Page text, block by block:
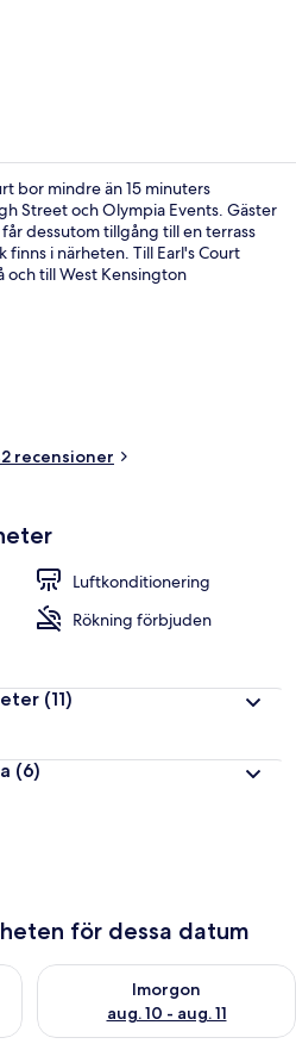
bor mindre än 15 minuters
Street och Olympia Events. Gäster
dessutom tillgång till en terrass
i närheten. Till Earl's Court
och till West Kensington
recensioner
Luftkonditionering
Rökning förbjuden
(11)
(6)
för dessa datum
ikväll aug. 9 - aug. 10
Imorgon
aug. 10 - aug. 11
Kontrollera tillgängligheten